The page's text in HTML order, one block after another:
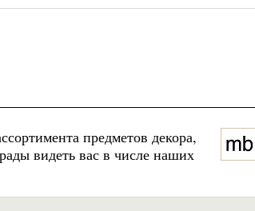
предметов декора,
видеть вас в числе наших